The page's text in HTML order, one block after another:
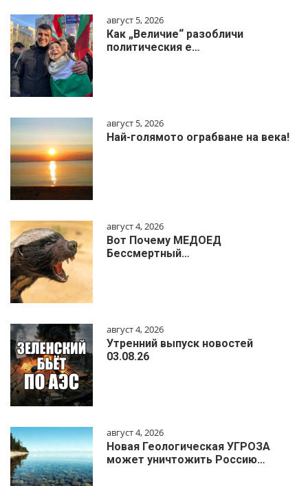
август 5, 2026
Как „Величие“ разобличи
политическия е…
август 5, 2026
Най-голямото ограбване на века!
август 4, 2026
Вот Почему МЕДОЕД
Бессмертный…
август 4, 2026
Утренний выпуск новостей
03.08.26
август 4, 2026
Новая Геологическая УГРОЗА
может уничтожить Россию…